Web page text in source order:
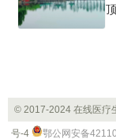
© 2017-2024 在线医疗
号-4 鄂公网安备